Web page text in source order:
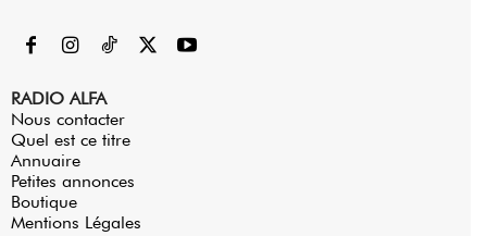
RADIO ALFA
Nous contacter
Quel est ce titre
Annuaire
Petites annonces
Boutique
Mentions Légales